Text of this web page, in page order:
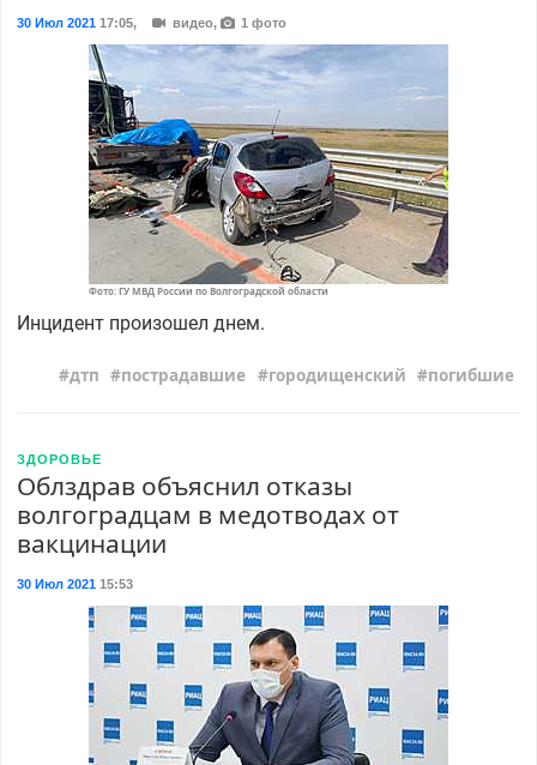
30 Июл 202117:05, видео, 1 фото
Фото: ГУ МВД России по Волгоградской области
Инцидент произошел днем.
дтп пострадавшие городищенский погибшие
ЗДОРОВЬЕ
Облздрав объяснил отказы
волгоградцам в медотводах от
вакцинации
30 Июл 202115:53